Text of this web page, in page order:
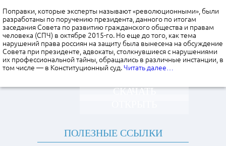
Поправки, которые эксперты называют «революционными», были
разработаны по поручению президента, данного по итогам
заседания Совета по развитию гражданского общества и правам
человека (СПЧ) в октябре 2015-го. Но еще до того, как тема
нарушений права россиян на защиту была вынесена на обсуждение
Совета при президенте, адвокаты, столкнувшиеся с нарушениями
их профессиональной тайны, обращались в различные инстанции, в
том числе — в Конституционный суд. Читать далее…
СКАЧАТЬ
ПОЛЕЗНЫЕ ССЫЛКИ